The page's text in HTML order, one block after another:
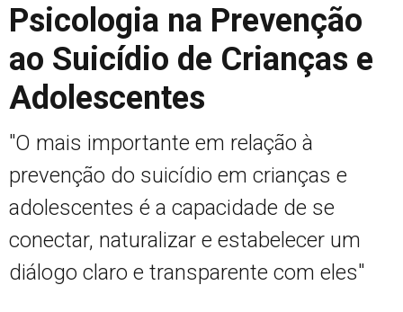
Psicologia na Prevenção
ao Suicídio de Crianças e
Adolescentes
"O mais importante em relação à
prevenção do suicídio em crianças e
adolescentes é a capacidade de se
conectar, naturalizar e estabelecer um
diálogo claro e transparente com eles"